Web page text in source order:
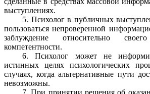
выступлениях.
5. Психолог в публичных
пользоваться непроверенной
заблуждение относительно
компетентности.
6. Психолог может не
истинных целях психологических
случаях, когда альтернативные пути
невозможны.